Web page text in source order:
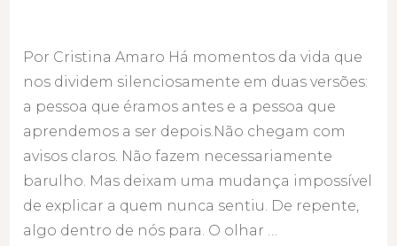
Por Cristina Amaro Há momentos da vida que
nos dividem silenciosamente em duas versões:
a pessoa que éramos antes e a pessoa que
aprendemos a ser depois.Não chegam com
avisos claros. Não fazem necessariamente
barulho. Mas deixam uma mudança impossível
de explicar a quem nunca sentiu. De repente,
algo dentro de nós para. O olhar …